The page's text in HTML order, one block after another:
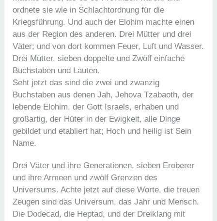
ordnete sie wie in Schlachtordnung für die
Kriegsführung. Und auch der Elohim machte einen
aus der Region des anderen. Drei Mütter und drei
Väter; und von dort kommen Feuer, Luft und Wasser.
Drei Mütter, sieben doppelte und Zwölf einfache
Buchstaben und Lauten.
Seht jetzt das sind die zwei und zwanzig
Buchstaben aus denen Jah, Jehova Tzabaoth, der
lebende Elohim, der Gott Israels, erhaben und
großartig, der Hüter in der Ewigkeit, alle Dinge
gebildet und etabliert hat; Hoch und heilig ist Sein
Name.
Drei Väter und ihre Generationen, sieben Eroberer
und ihre Armeen und zwölf Grenzen des
Universums. Achte jetzt auf diese Worte, die treuen
Zeugen sind das Universum, das Jahr und Mensch.
Die Dodecad, die Heptad, und der Dreiklang mit